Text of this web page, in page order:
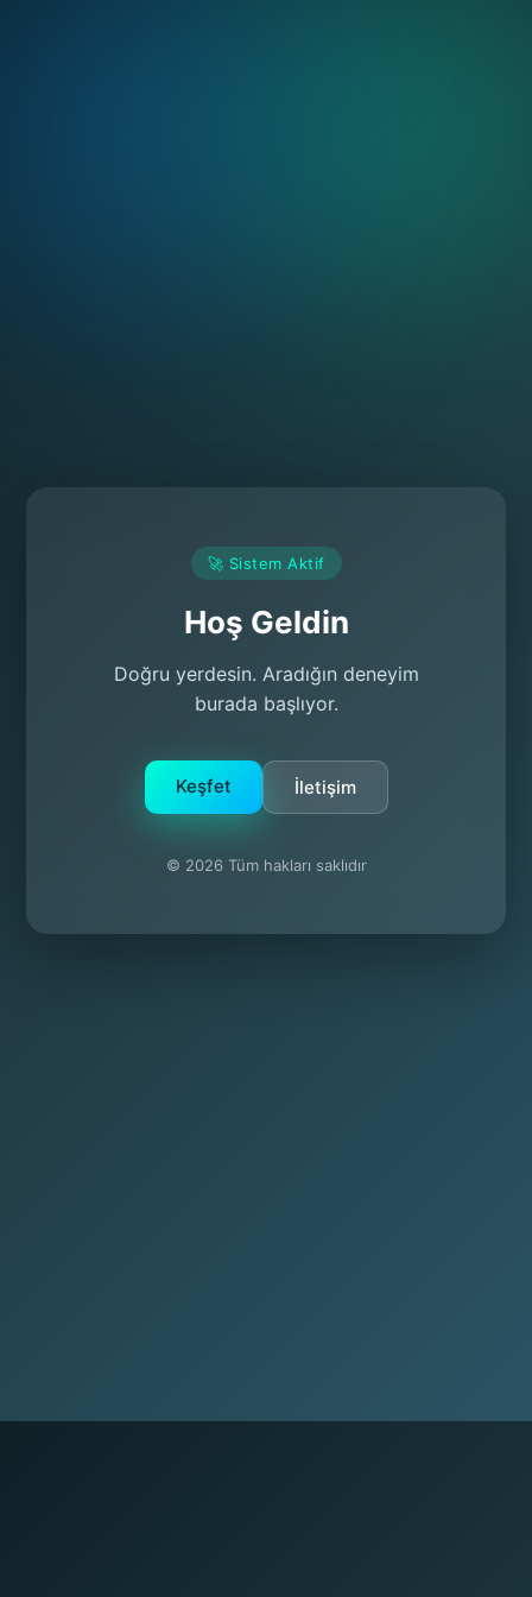
🚀 Sistem Aktif
Hoş Geldin
Doğru yerdesin. Aradığın deneyim
burada başlıyor.
Keşfet İletişim
© 2026 Tüm hakları saklıdır